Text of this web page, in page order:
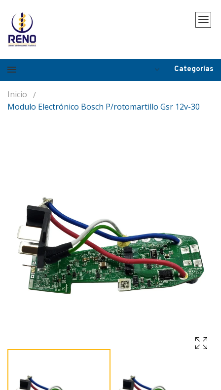
Categorías
Inicio
Modulo Electrónico Bosch P/rotomartillo Gsr 12v-30